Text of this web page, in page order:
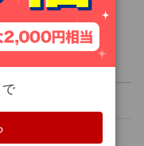
セール